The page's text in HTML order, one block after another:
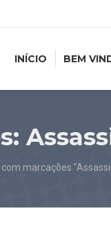
INÍCIO BEM
marcações